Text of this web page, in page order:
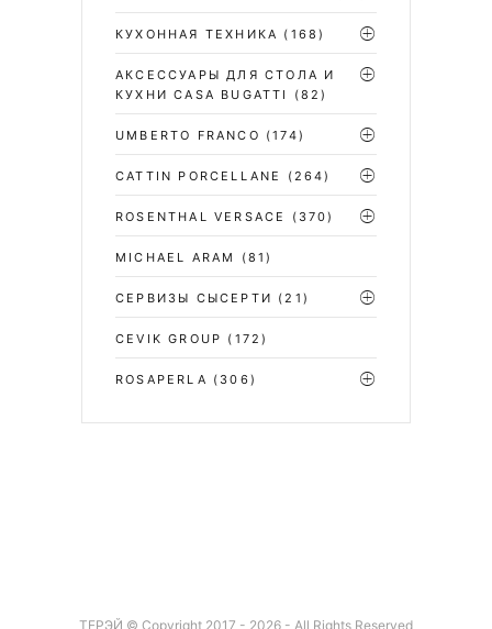
КУХОННАЯ ТЕХНИКА (168)
АКСЕССУАРЫ ДЛЯ СТОЛА И
КУХНИ CASA BUGATTI
(82)
UMBERTO FRANCO (174)
CATTIN PORCELLANE (264)
ROSENTHAL VERSACE (370)
MICHAEL ARAM (81)
СЕРВИЗЫ СЫСЕРТИ (21)
CEVIK GROUP (172)
ROSAPERLA (306)
ТЕРЭЙ © Copyright 2017 - 2026 - All Rights Reserved